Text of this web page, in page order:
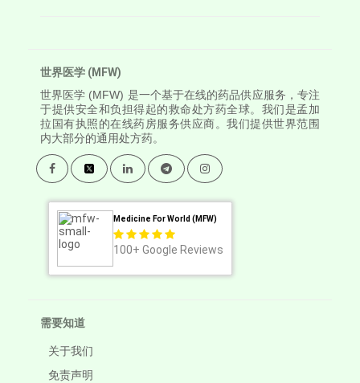
世界医学 (MFW)
世界医学 (MFW) 是一个基于在线的药品供应服务，专注
于提供安全和负担得起的救命处方药全球。我们是孟加
拉国有执照的在线药房服务供应商。我们提供世界范围
内大部分的通用处方药。
Medicine For World (MFW)
100+ Google Reviews
需要知道
关于我们
免责声明